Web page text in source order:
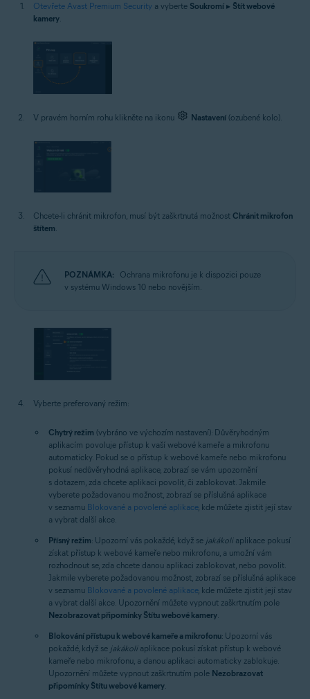
Otevřete Avast Premium Security a vyberte Soukromí ▸ Štít webové
kamery.
V pravém horním rohu klikněte na ikonu Nastavení (ozubené kolo).
Chcete-li chránit mikrofon, musí být zaškrtnutá možnost Chránit mikrofon
štítem.
POZNÁMKA:
Ochrana mikrofonu je k dispozici pouze
v systému Windows 10 nebo novějším.
Vyberte preferovaný režim:
Chytrý režim (vybráno ve výchozím nastavení): Důvěryhodným
aplikacím povoluje přístup k vaší webové kameře a mikrofonu
automaticky. Pokud se o přístup k webové kameře nebo mikrofonu
pokusí nedůvěryhodná aplikace, zobrazí se vám upozornění
s dotazem, zda chcete aplikaci povolit, či zablokovat. Jakmile
vyberete požadovanou možnost, zobrazí se příslušná aplikace
v seznamu Blokované a povolené aplikace, kde můžete zjistit její stav
a vybrat další akce.
Přísný režim: Upozorní vás pokaždé, když se jakákoliaplikace pokusí
získat přístup k webové kameře nebo mikrofonu, a umožní vám
rozhodnout se, zda chcete danou aplikaci zablokovat, nebo povolit.
Jakmile vyberete požadovanou možnost, zobrazí se příslušná aplikace
v seznamu Blokované a povolené aplikace, kde můžete zjistit její stav
a vybrat další akce. Upozornění můžete vypnout zaškrtnutím pole
Nezobrazovat připomínky Štítu webové kamery
Blokování přístupu k webové kameře a mikrofonu: Upozorní vás
pokaždé, když se jakákoliaplikace pokusí získat přístup k webové
kameře nebo mikrofonu, a danou aplikaci automaticky zablokuje.
Upozornění můžete vypnout zaškrtnutím pole Nezobrazovat
připomínky Štítu webové kamery